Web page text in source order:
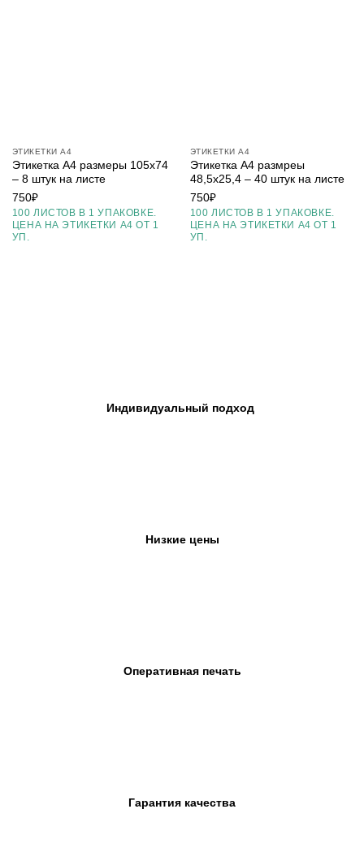
ЭТИКЕТКИ А4
Этикетка А4 размеры 105х74
– 8 штук на листе
750₽
100 ЛИСТОВ В 1 УПАКОВКЕ.
ЦЕНА НА ЭТИКЕТКИ А4 ОТ 1
УП.
ЭТИКЕТКИ А4
Этикетка А4 размреы
48,5х25,4 – 40 штук на листе
750₽
100 ЛИСТОВ В 1 УПАКОВКЕ.
ЦЕНА НА ЭТИКЕТКИ А4 ОТ 1
УП.
Индивидуальный подход
Низкие цены
Оперативная печать
Гарантия качества